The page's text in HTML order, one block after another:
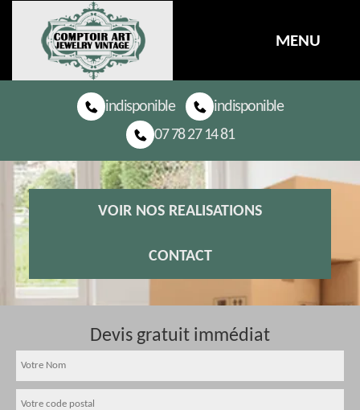
MENU
indisponible
indisponible
07 78 27 14 81
VOIR NOS REALISATIONS
CONTACT
Devis gratuit immédiat